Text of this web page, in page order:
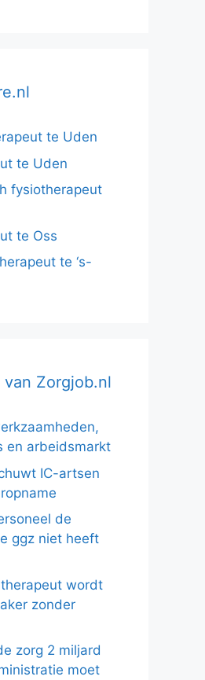
te Uden
te Uden
fysiotherapeut
te Oss
te ‘s-
Zorgjob.nl
en arbeidsmarkt
IC-artsen
de
ggz niet heeft
wordt
zonder
zorg 2 miljard
moet